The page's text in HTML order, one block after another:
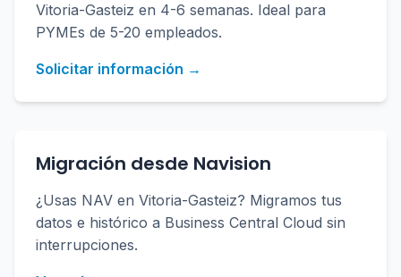
Vitoria-Gasteiz en 4-6 semanas. Ideal para
PYMEs de 5-20 empleados.
Solicitar información →
Migración desde Navision
¿Usas NAV en Vitoria-Gasteiz? Migramos tus
datos e histórico a Business Central Cloud sin
interrupciones.